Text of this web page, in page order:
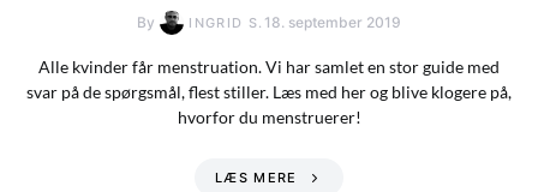
By INGRID S. 18. september 2019
Alle kvinder får menstruation. Vi har samlet en stor guide med
svar på de spørgsmål, flest stiller. Læs med her og blive klogere på,
hvorfor du menstruerer!
LÆS MERE